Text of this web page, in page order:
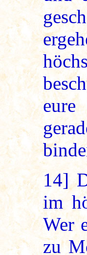
14]
im
Wer
zu